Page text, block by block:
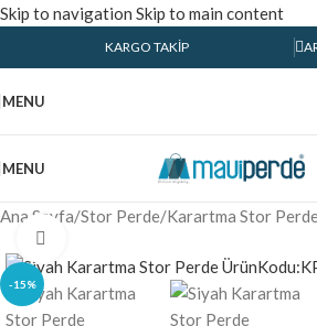
Skip to navigation Skip to main content
KARGO TAKIP
MENU
MENU
Ana Sayfa/Stor Perde/Karartma Stor
-15%